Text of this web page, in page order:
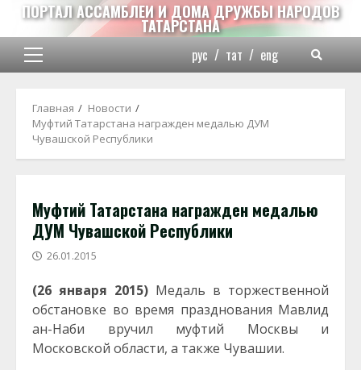
Перейти
содержимому
ПОРТАЛ АССАМБЛЕИ И ДОМА ДРУЖБЫ НАРОДОВ
ТАТАРСТАНА
Основное
рус / тат / eng
Главная
Новости
Муфтий Татарстана награжден медалью ДУМ
Чувашской Республики
Муфтий Татарстана награжден медалью
ДУМ Чувашской Республики
26.01.2015
(26 января 2015) Медаль в торжественной
обстановке во время празднования Мавлид
ан-Наби вручил муфтий Москвы и
Московской области, а также Чувашии.